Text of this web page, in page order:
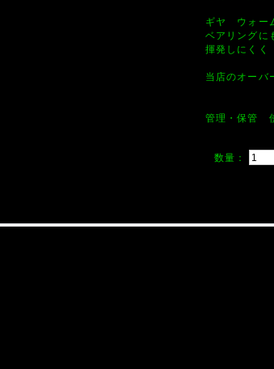
ギヤ ウォー
ベアリング
揮発しにく
当店のオーバ
管理・保管
数量：